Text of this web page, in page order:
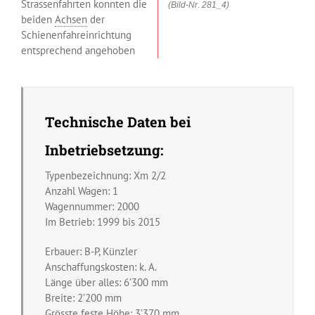
Strassenfahrten konnten die
beiden Achsen der
Schienenfahreinrichtung
entsprechend angehoben
(Bild-Nr. 281_4)
Technische Daten bei
Inbetriebsetzung:
Typenbezeichnung: Xm 2/2
Anzahl Wagen: 1
Wagennummer: 2000
Im Betrieb: 1999 bis 2015
Erbauer: B-P, Künzler
Anschaffungskosten: k. A.
Länge über alles: 6’300 mm
Breite: 2’200 mm